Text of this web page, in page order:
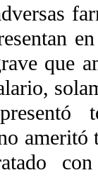
que
ameritó